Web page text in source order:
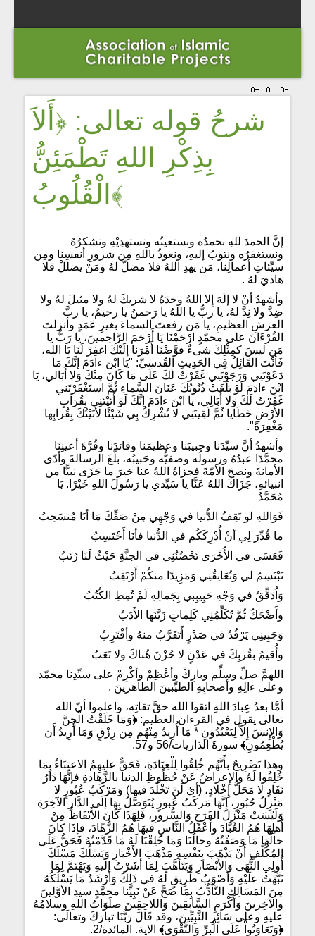
شرحُ قوله تعالى: ﴿أَلاَ
بِذِكْرِ اللهِ تَطْمَئِنُّ
الْقُلُوبُ﴾
إنَّ الحمدَ للهِ نحمدُه ونستعينُه ونستهدِيْهِ ونشكرُهُ
ونستغفرُه ونتوبُ إليهِ، ونعوذُ باللهِ مِن شرورِ أنفسِنا ومِن
سيِّئاتِ أعمالِنا، مَن يهدِ اللهُ فلا مضلَّ لهُ ومَنْ يضللْ فلا
هاديَ لهُ .
وأشهدُ أنْ لا إلَهَ إِلا اللهُ وحدَهُ لا شريكَ لهُ ولا مثيلَ لهُ ولا
ضِدَّ ولا نِدَّ لهُ، يا ربُّ يا اللهُ يا رَحمنُ يا رحيمُ، يا ربَّ
العرشِ العظيمِ، يا مَن رفعتَ السماءَ بغيرِ عَمَدٍ وأنزلتَ
القُرْءَانَ على محمّدٍ ارْحَمْنَا يَا أَرْحَمَ الرَّاحِمينَ، يا رَبُّ يا
مَن ليسَ كمِثْلِكَ شىءٌ فوَّضْنَا أَمْرَنا إلَيْكَ اغفِرْ لَنَا يَا الله،
فَأَنْتَ القَائِلُ فِي الحَدِيثِ القُدسيِّ: "يَا ابْنَ ءادَمَ إنَّكَ مَا
دَعَوْتَنِي وَرَجَوْتَنِي غَفَرْتُ لَكَ عَلَى مَا كَانَ مِنْكَ وَلا أُبَالي، يَا
ابْنَ ءادَمَ لَوْ بَلَغَتْ ذُنُوبُكَ عَنَانَ السَّماءِ ثُمَّ استَغْفَرْتَني
غَفْرْتُ لَكَ وَلا أُبَالِي، يا ابْنَ ءادَمَ إنَّكَ لَوْ أَتَيْتَنِي بِقُرَابِ
الأَرْضِ خَطَايا ثُمَّ لَقِيتَنِي لا تُشْرِكُ بِي شَيْئًا لأَتَيْتُكَ بِقُرابِها
مَغْفِرَةً".
وأشهدُ أنَّ سيِّدَنا وحبيبَنا وعظيمَنا وقائدَنا وقُرَّةَ أعينِنَا
محمَّدًا عبدُهُ ورسولُه وصفيُّه وحَبيبُه، بلّغَ الرسالةَ وأدّى
الأمانةَ ونصحَ الأمّةَ فجزاهُ اللهُ عنا خيرَ ما جَزَى نبيًّا من
انبيائهِ، جَزَاكَ اللهُ عَنَّا يا سَيِّدي يا رَسُولَ اللهِ خَيْرًا. يَا
مُحَمَّدُ
فَوَاللهِ لو تَقِفُ الدُّنيا في وَجْهِي مِنْ صَفِّكَ مَا أنَا مُنسَحِبُ
ما قُدِّرَ لِي أنْ أُدْرِكَكُم في الدُّنيا فأنَا أَحْتَسِبُ
فَعَسَى في الأُخْرَى تَحْضُنُنِي في الجنَّةِ حَيْثُ لَنَا رُتَبُ
تَبْتَسِمُ لي وَتُعَانِقُنِي وَمَزِيدًا منكُمْ أَرْتَقِبُ
وَاُدَقِّقُ في وَجْهِ حَبِيبِبي بِجَمالِهِ لَمْ تُمِطِ الكُتُبُ
وأَضْحَكُ ثُمَّ تُكَلِّمُنِي كَلِماتٍ زَيَّنَها الأَدَبُ
وَجَبِينِي يَرْقُدُ في صَدْرٍ أَتَقَرَّبُ منهُ وأقْتَرِبُ
وأُقيمُ بقُربِكَ في عَدْنٍ لا حُزْنَ هُناكَ ولا تَعَبُ
اللهمَّ صلِّ وسلِّم وبارِكْ وأعْظِمْ وأكْرِمْ على سيِّدِنا محمّد
وعلى ءالِهِ وأصحابِهِ الطيِّبينَ الطاهرينَ .
أمَّا بعدُ عِبادَ اللهِ اتقوا الله حقَّ تقاتِه، واعلموا أنّ الله
تعالى يقول في القرءان العظيم:﴿وَمَا خَلَقْتُ الْجِنَّ
وَالإِنسَ إِلاَّ لِيَعْبُدُونِ * مَا أُرِيدُ مِنْهُم مِن رِزْقٍ وَمَا أُرِيدُ أَن
يُطْعِمُونِ﴾ سورةَ الذاريات/56 و57.
وهذا تَصْرِيحٌ بأَنَّهُم خُلِقُوا لِلْعِبَادَةِ، فَحَقٌّ عليهِمُ الاعتِنَاءُ بِمَا
خُلِقُوا لَهُ والإِعراضُ عَنْ حُظُوظِ الدنيا بالزَّهادةِ فإنَّهَا دَارُ
نَفَادٍ لا مَحَلُّ إِخْلادٍ، (أيْ لَنْ تَخْلُدَ فيها) وَمَرْكَبُ عُبُورٍ لا
مَنْزِلُ حُبُورٍ، إِنَّهَا مَركَبُ عُبورٍ يُتَوَصَّلُ بِهَا إلَى الدَّارِ الآخِرَةِ
وَلَيْسَتْ مَنْزِلَ الفَرَحِ وَالسُّرورِ، فَلِهَذَا كَانَ الأَيْقَاظُ مِنْ
أَهلِهَا هُمُ العُبَّادَ وأَعْقَلُ النَّاسِ فيهَا هُمُ الزُّهّادَ، فإذَا كانَ
حالُهَا مَا وَصَفْتُهُ وحالُنَا وَمَا خُلِقْنَا لَهُ مَا قَدَّمْتُهُ فَحَقٌّ عَلَى
المُكَلَّفِ أَنْ يَذْهَبَ بِنَفْسِهِ مَذْهَبَ الأَخْيَارِ وَيَسْلُكَ مَسْلَكَ
أُولِي النُّهَى وَالأَبْصَارِ وَيَتَأَهَّبَ لِمَا أشَرْتُ إليهِ وَيَهْتَمَّ لِمَا
نَبَّهْتُ علَيْهِ وَأَصْوَبُ طَرِيقٍ لَهُ في ذَلِكَ وَأَرْشَدُ مَا يَسْلُكُهُ
مِنَ المَسَالِكِ التَّأَدُّبُ بِمَا صَحَّ عَنْ نَبِيِّنا محمَّدٍ سيدِ الأوَّلِينَ
والآخِرينَ وَأَكْرَمِ السَّابِقِينَ وَاللاحِقِينَ صلَوَاتُ اللهِ وسلامُهُ
عليهِ وعلى سَائِرِ النَّبِيِّينَ، وقد قَالَ رَبُّنَا تبارَكَ وتعالَى:
﴿وَتَعَاوَنُواْ عَلَى الْبرِّ وَالتَّقْوَى﴾ الاية. المائدة/2.